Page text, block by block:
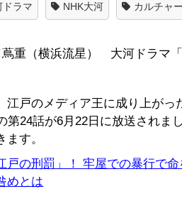
ドラマ NHK大河 カルチャー
蔦重（横浜流星） 大河ドラマ
江戸のメディア王に成り上が
第24話が6月22日に放送され
す。
戸の刑罰」！ 牢屋での暴行で
めとは